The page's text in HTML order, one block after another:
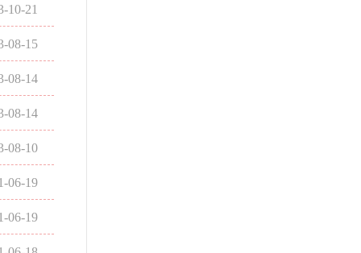
10-21
08-15
08-14
08-14
08-10
06-19
06-19